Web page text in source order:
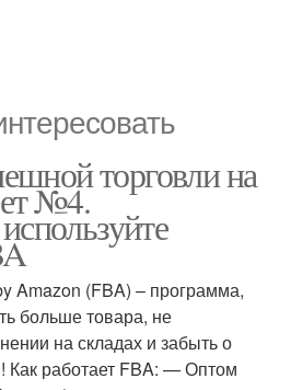
торговли на
№4.
Amazon (FBA) – программа,
больше товара, не
на складах и забыть о
Как работает FBA: — Оптом